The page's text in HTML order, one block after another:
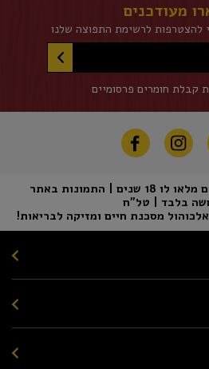
מעודכנים
להצטרפות לרשימת התפוצה שלנו
קבלת חומרים פרסומיים
המכירה אסורה למי שטרם מלאו לו 18 שנים | התמונות באתר
בלבד | טל"ח
מסכנת חיים ומזיקה לבריאות!